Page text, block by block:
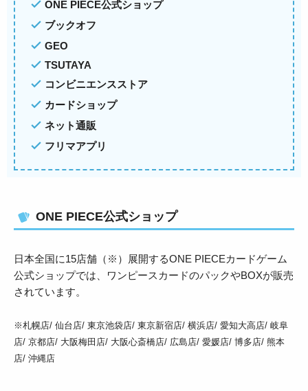
ONE PIECE公式ショップ
ブックオフ
GEO
TSUTAYA
コンビニエンスストア
カードショップ
ネット通販
フリマアプリ
ONE PIECE公式ショップ
日本全国に15店舗（※）展開するONE PIECEカードゲーム
公式ショップでは、ワンピースカードのパックやBOXが販売
されています。
※札幌店/ 仙台店/ 東京池袋店/ 東京新宿店/ 横浜店/ 愛知大高店/ 岐阜
店/ 京都店/ 大阪梅田店/ 大阪心斎橋店/ 広島店/ 愛媛店/ 博多店/ 熊本
店/ 沖縄店